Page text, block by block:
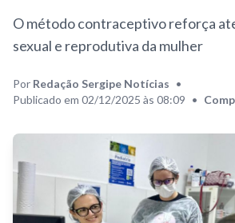
O método contraceptivo reforça
sexual e reprodutiva da mulher
Por Redação Sergipe Notícias •
Publicado em 02/12/2025 às 08:09 •